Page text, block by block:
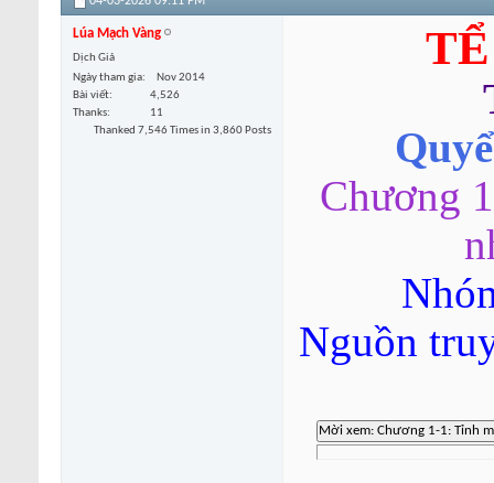
Lúa Mạch Vàng
Dịch Giả
Ngày tham gia
Nov 2014
Bài viết
4,526
Thanks
11
Thanked 7,546 Times in 3,860 Posts
Chương
Nguồn